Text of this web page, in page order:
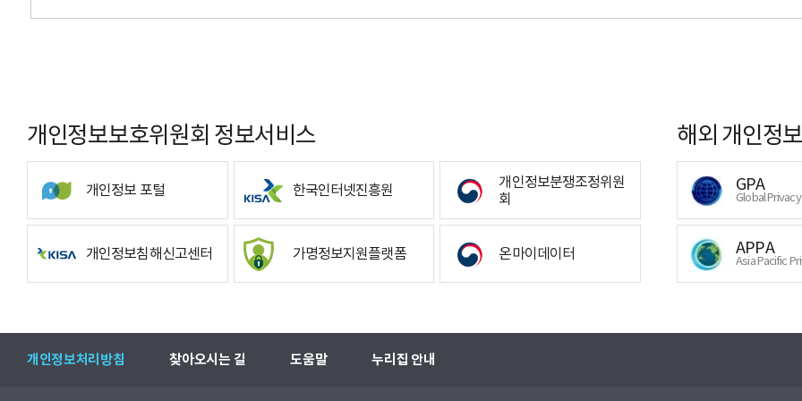
개인정보보호위원회 정보서비스
개인정보 포털 한국인터넷진흥원
개인정보분쟁조정위원
회
개인정보침해신고센터 가명정보지원플랫폼 온마이데이터
해외 개인정
GPA
Global
APPA
Asia Pacific
개인정보처리방침 찾아오시는 길 도움말 누리집 안내